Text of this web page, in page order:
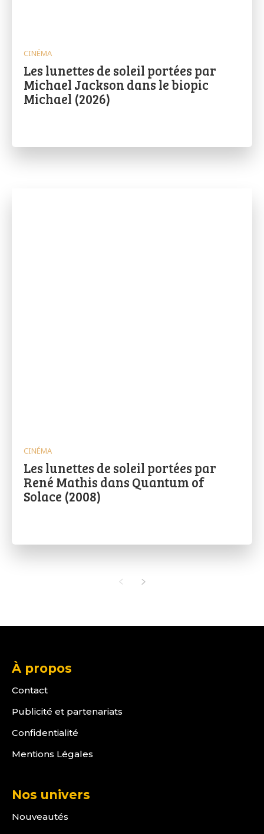
CINÉMA
Les lunettes de soleil portées par
Michael Jackson dans le biopic
Michael (2026)
CINÉMA
Les lunettes de soleil portées par
René Mathis dans Quantum of
Solace (2008)
À propos
Contact
Publicité et partenariats
Confidentialité
Mentions Légales
Nos univers
Nouveautés